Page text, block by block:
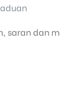
saran dan